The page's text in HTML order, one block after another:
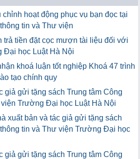
hoạt động phục vụ bạn đọc tại
tin và Thư viện
trả tiền đặt cọc mượn tài liệu đối với
Đại học Luật Hà Nội
khoá luận tốt nghiệp Khoá 47 trình
tạo chính quy
giả gửi tặng sách Trung tâm Công
Trường Đại học Luật Hà Nội
xuất bản và tác giả gửi tặng sách
tin và Thư viện Trường Đại học
giả gửi tặng sách Trung tâm Công